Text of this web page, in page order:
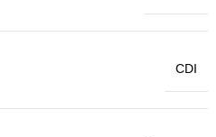
CDI